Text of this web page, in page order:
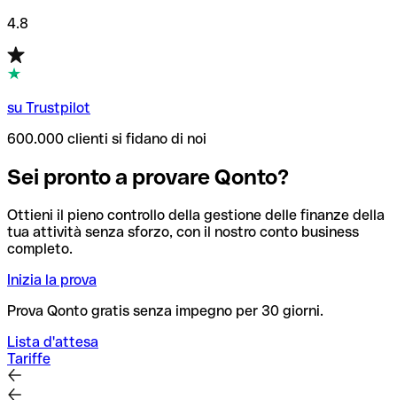
4.8
su Trustpilot
600.000 clienti si fidano di noi
Sei pronto a provare Qonto?
Ottieni il pieno controllo della gestione delle finanze della
tua attività senza sforzo, con il nostro conto business
completo.
Inizia la prova
Prova Qonto gratis senza impegno per 30 giorni.
Lista d'attesa
Tariffe